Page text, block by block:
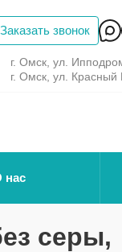
Заказать звонок
г. Омск, ул.
г. Омск, ул.
нас
серы,